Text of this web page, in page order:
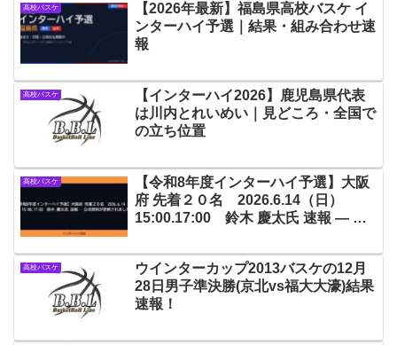
高校バスケ
【2026年最新】福島県高校バスケ イ
ンターハイ予選｜結果・組み合わせ速
報
高校バスケ
【インターハイ2026】鹿児島県代表
は川内とれいめい｜見どころ・全国で
の立ち位置
高校バスケ
【令和8年度インターハイ予選】大阪
府 先着２０名 2026.6.14（日）
15:00.17:00 鈴木 慶太氏 速報 — 公
高校バスケ
ウインターカップ2013バスケの12月
28日男子準決勝(京北vs福大大濠)結果
速報！